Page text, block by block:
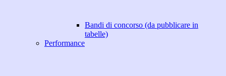
Bandi di concorso (da pubblicare in
tabelle)
Performance